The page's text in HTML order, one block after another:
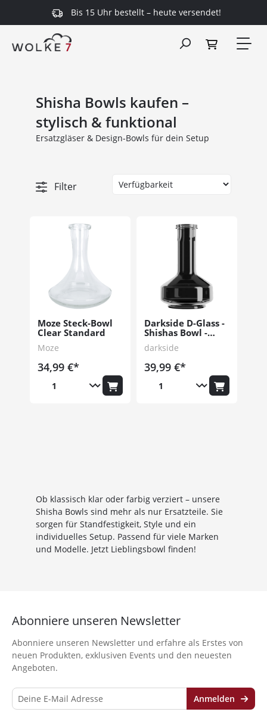
springen Bis 15 Uhr bestellt – heute versendet!
Shisha Bowls kaufen –
stylisch & funktional
Ersatzgläser & Design-Bowls für dein Setup
Filter
Moze Steck-Bowl
Clear Standard
Moze
34,99 €*
Darkside D-Glass -
Shishas Bowl -
Grau
darkside
39,99 €*
Ob klassisch klar oder farbig verziert – unsere
Shisha Bowls sind mehr als nur Ersatzteile. Sie
sorgen für Standfestigkeit, Style und ein
individuelles Setup. Passend für viele Marken
und Modelle. Jetzt Lieblingsbowl finden!
10%
Newsletter-Rabatt
auf deine Bestellung
Sichere dir jetzt 10% Rabatt* auf deine Bestellung
bei Wolke7ShishaShop.de!
deiner nächsten Bestellung in unserem Online-Shop.
Entdecke eine große Auswahl an hochwertigen
Abonniere unseren Newsletter
Abonniere unseren Newsletter und erfahre als Erstes von
neuen Produkten, exklusiven Events und den neuesten
Angeboten.
Anmelden